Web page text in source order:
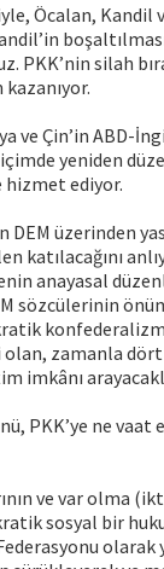
Öcalan, Kandil
PKK’nin silah
kazanıyor.
ve Çin’in ABD-
yeniden
hizmet ediyor.
üzerinden
katılacağını
anayasal
zamanla dört
imkânı
PKK’ye ne
ve var olma
sosyal bir